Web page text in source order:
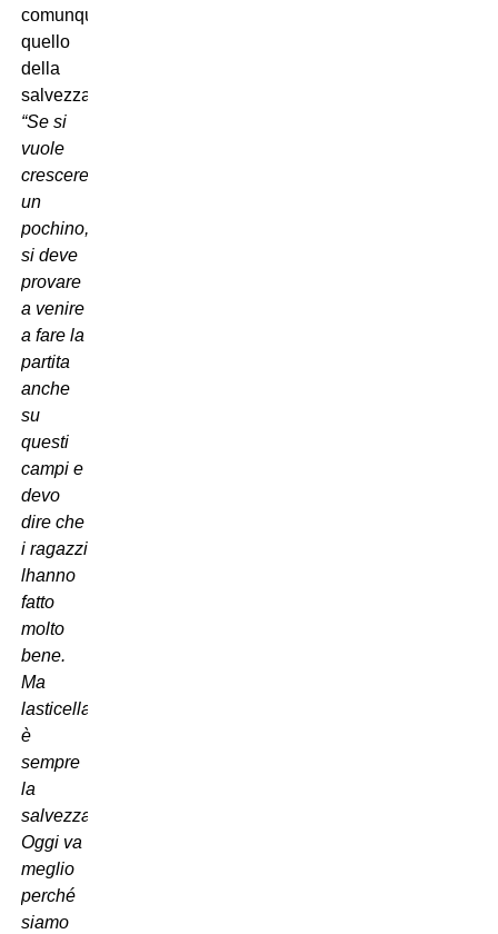
comunque
quello
della
salvezza:
“Se si
vuole
crescere
un
pochino,
si deve
provare
a venire
a fare la
partita
anche
su
questi
campi e
devo
dire che
i ragazzi
lhanno
fatto
molto
bene.
Ma
lasticella
è
sempre
la
salvezza.
Oggi va
meglio
perché
siamo